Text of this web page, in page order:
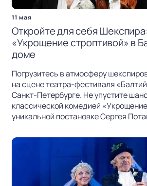
11 мая
Откройте для себя Шекспира:
«Укрощение строптивой» в
доме
Погрузитесь в атмосферу
на сцене театра-фестиваля
Санкт-Петербурге. Не упустите
классической комедией
уникальной постановке Сергея